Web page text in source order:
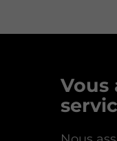
Vous